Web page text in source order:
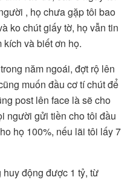
, họ chưa gặp tôi bao
ko chút giấy tờ, họ vẫn tin
kích và biết ơn họ.
năm ngoái, đợt rộ lên
muốn đầu cơ tí chút để
post lên face là sẽ cho
người gửi tiền cho tôi đầu
họ 100%, nếu lãi tôi lấy 7
động được 1 tỷ, từ